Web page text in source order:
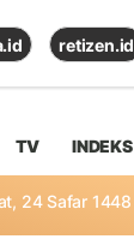
retizen.id
TV INDEKS
24 Safar 1448